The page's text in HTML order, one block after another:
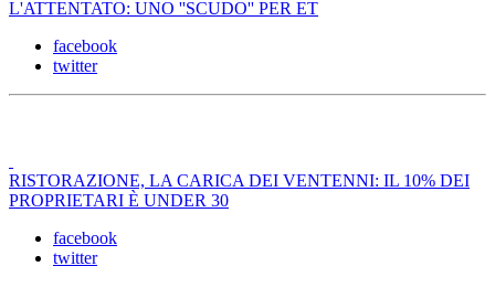
L'ATTENTATO: UNO ''SCUDO'' PER ET
facebook
twitter
RISTORAZIONE, LA CARICA DEI VENTENNI: IL 10% DEI
PROPRIETARI È UNDER 30
facebook
twitter